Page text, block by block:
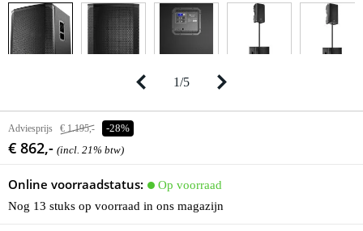
1/5
Adviesprijs € 1.195,- -28%
€ 862,- (incl. 21% btw)
Online voorraadstatus:
Op voorraad
Nog 13 stuks op voorraad in ons magazijn